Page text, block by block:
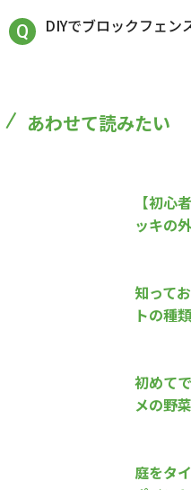
DIYでブロックフェン
あわせて読みたい
【初心
ッキの
知って
トの種
初めて
メの野
庭をタ